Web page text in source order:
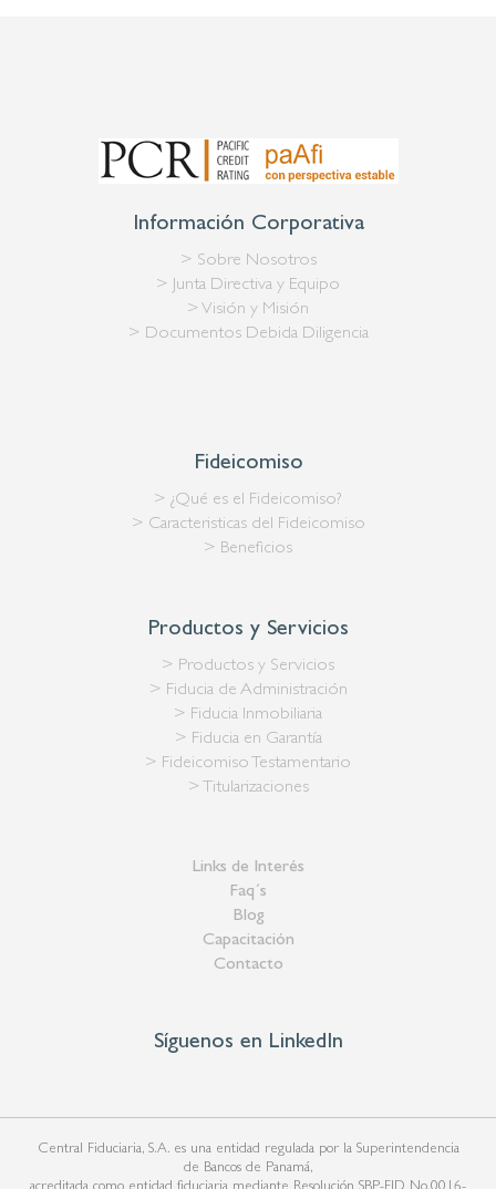
Información Corporativa
> Sobre Nosotros
> Junta Directiva y Equipo
> Visión y Misión
> Documentos Debida Diligencia
Fideicomiso
> ¿Qué es el Fideicomiso?
> Caracteristicas del Fideicomiso
> Beneficios
Productos y Servicios
> Productos y Servicios
> Fiducia de Administración
> Fiducia Inmobiliaria
> Fiducia en Garantía
> Fideicomiso Testamentario
> Titularizaciones
Links de Interés
Faq´s
Blog
Capacitación
Contacto
Síguenos en LinkedIn
Central Fiduciaria, S.A. es una entidad regulada por la Superintendencia
de Bancos de Panamá,